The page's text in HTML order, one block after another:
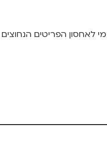
לאחסון הפריטים